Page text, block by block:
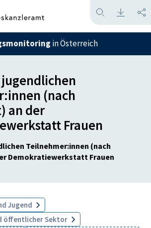
in Österreich
(nach
an der
Frauen
Teilnehmer:innen (nach
Demokratiewerkstatt Frauen
Jugend
öffentlicher Sektor